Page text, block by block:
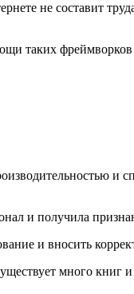
не составит
таких
и
и получила
и вносить
много